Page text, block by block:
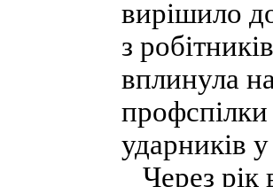
вирішило
з
вплинула
ударників у
Через рік